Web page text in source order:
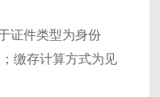
证件类型为身份
缴存计算方式为见